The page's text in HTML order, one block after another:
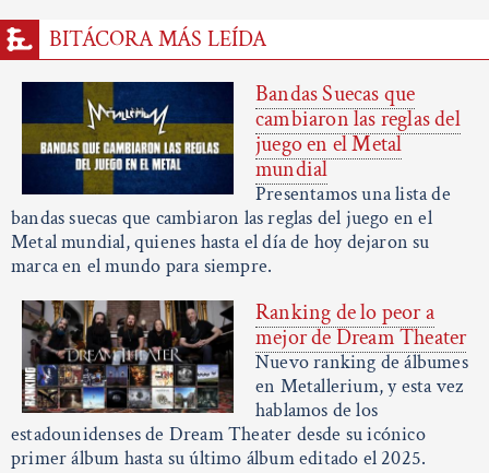
BITÁCORA MÁS LEÍDA
Bandas Suecas que
cambiaron las reglas del
juego en el Metal
mundial
Presentamos una lista de
bandas suecas que cambiaron las reglas del juego en el
Metal mundial, quienes hasta el día de hoy dejaron su
marca en el mundo para siempre.
Ranking de lo peor a
mejor de Dream Theater
Nuevo ranking de álbumes
en Metallerium, y esta vez
hablamos de los
estadounidenses de Dream Theater desde su icónico
primer álbum hasta su último álbum editado el 2025.